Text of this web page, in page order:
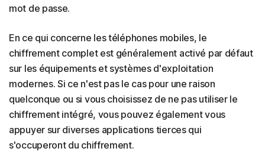
mot de passe.
En ce qui concerne les téléphones mobiles, le
chiffrement complet est généralement activé par défaut
sur les équipements et systèmes d'exploitation
modernes. Si ce n'est pas le cas pour une raison
quelconque ou si vous choisissez de ne pas utiliser le
chiffrement intégré, vous pouvez également vous
appuyer sur diverses applications tierces qui
s'occuperont du chiffrement.